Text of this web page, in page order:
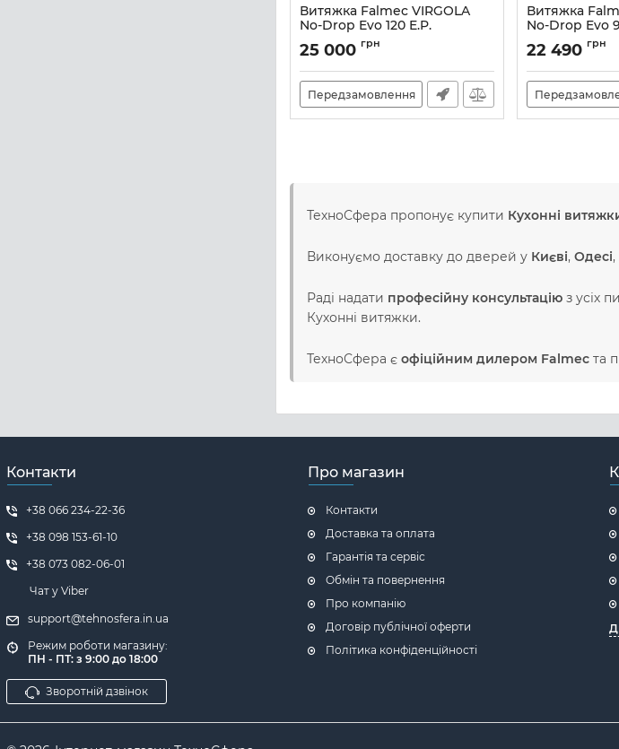
Витяжка Falmec VIRGOLA
No-Drop Evo 120 E.P.
Артикул:M101301
25 000 грн
Передзамовлення
Витяжка
No-Drop Evo
Артикул:M101303
22 490 грн
ТехноСфера пропонує купити Кухонні
Виконуємо доставку до дверей у Києві, Одесі,
Раді надати професійну консультацію з усіх
Кухонні витяжки.
ТехноСфера є офіційним дилером Falmec та
Контакти
+38 066 234-22-36
+38 098 153-61-10
+38 073 082-06-01
Чат у Viber
support@tehnosfera.in.ua
Режим роботи магазину:
ПН - ПТ: з 9:00 до 18:00
Зворотній дзвінок
Про магазин
Контакти
Доставка та оплата
Гарантія та сервіс
Обмін та повернення
Про компанію
Договір публічної оферти
Політика конфіденційності